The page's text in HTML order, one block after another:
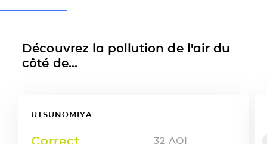
Découvrez la pollution de l'air du
côté de...
UTSUNOMIYA
Correct 32 AQI